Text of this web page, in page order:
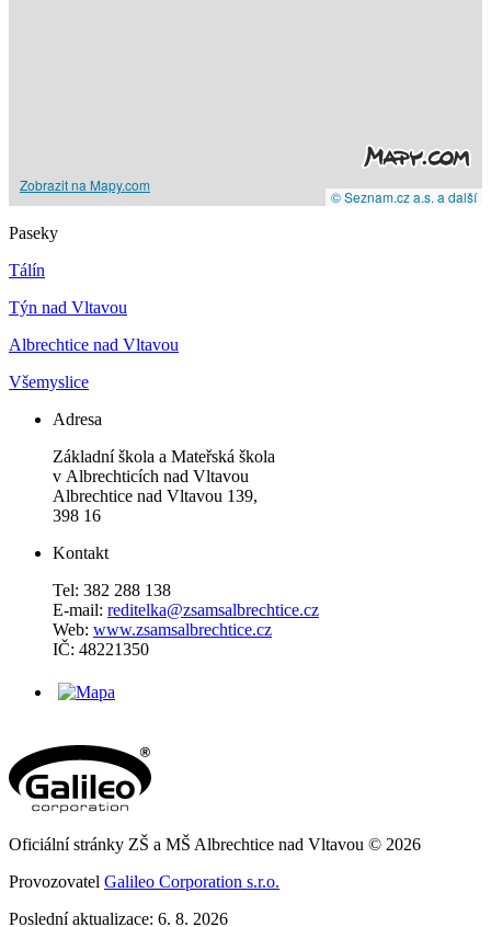
Zobrazit na Mapy.com
© Seznam.cz a.s. a další
Paseky
Tálín
Týn nad Vltavou
Albrechtice nad Vltavou
Všemyslice
Adresa
Základní škola a Mateřská škola
v Albrechticích nad Vltavou
Albrechtice nad Vltavou 139,
398 16
Kontakt
Tel: 382 288 138
E-mail: reditelka@zsamsalbrechtice.cz
Web: www.zsamsalbrechtice.cz
IČ: 48221350
Oficiální stránky ZŠ a MŠ Albrechtice nad Vltavou © 2026
Provozovatel Galileo Corporation s.r.o.
Poslední aktualizace: 6. 8. 2026